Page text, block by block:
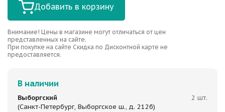
Добавить в корзину
Внимание! Цены в магазине могут отличаться от цен
представленных на сайте.
При покупке на сайте Скидка по Дисконтной карте не
предоставляется.
В наличии
Выборгский
(Санкт-Петербург, Выборгское ш., д. 212б)
2 шт.